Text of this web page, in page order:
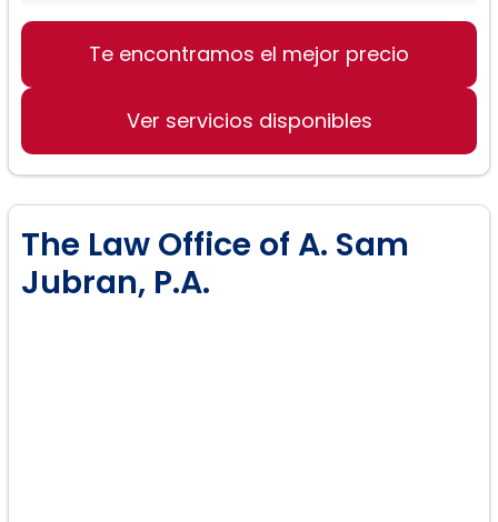
Divorcio:
Ley familiar:
Te encontramos el mejor precio
Ver servicios disponibles
The Law Office of A. Sam
Jubran, P.A.